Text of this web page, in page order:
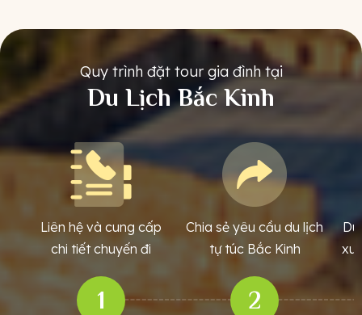
Quy trình đặt tour gia đình tại
Du Lịch Bắc Kinh
Liên hệ và cung cấp
chi tiết chuyến đi
1
Chia sẻ yêu cầu du lịch
tự túc Bắc Kinh
2